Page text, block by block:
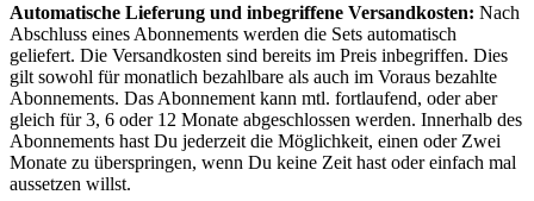
Automatische Lieferung und inbegriffene Versandkosten: Nach
Abschluss eines Abonnements werden die Sets automatisch
geliefert. Die Versandkosten sind bereits im Preis inbegriffen. Dies
gilt sowohl für monatlich bezahlbare als auch im Voraus bezahlte
Abonnements. Das Abonnement kann mtl. fortlaufend, oder aber
gleich für 3, 6 oder 12 Monate abgeschlossen werden. Innerhalb des
Abonnements hast Du jederzeit die Möglichkeit, einen oder Zwei
Monate zu überspringen, wenn Du keine Zeit hast oder einfach mal
aussetzen willst.